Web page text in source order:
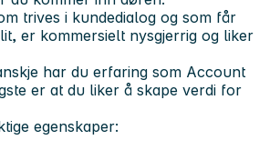
trives i kundedialog og som får
er kommersielt nysgjerrig og liker
har du erfaring som Account
er at du liker å skape verdi for
egenskaper: